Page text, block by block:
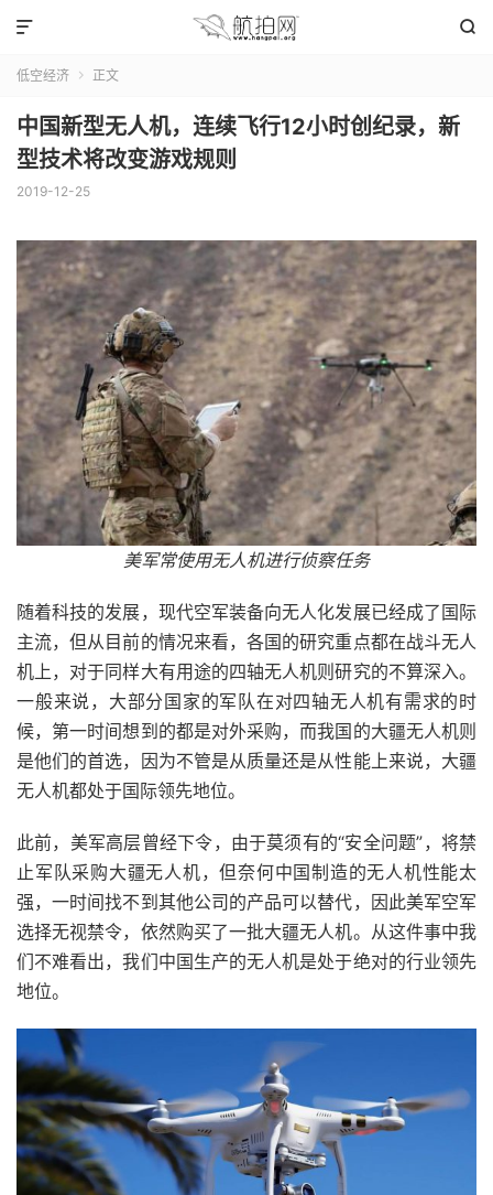


低空经济  正文
中国新型无人机，连续飞行12小时创纪录，新
型技术将改变游戏规则
2019-12-25
美军常使用无人机进行侦察任务
随着科技的发展，现代空军装备向无人化发展已经成了国际
主流，但从目前的情况来看，各国的研究重点都在战斗无人
机上，对于同样大有用途的四轴无人机则研究的不算深入。
一般来说，大部分国家的军队在对四轴无人机有需求的时
候，第一时间想到的都是对外采购，而我国的大疆无人机则
是他们的首选，因为不管是从质量还是从性能上来说，大疆
无人机都处于国际领先地位。
此前，美军高层曾经下令，由于莫须有的“安全问题”，将禁
止军队采购大疆无人机，但奈何中国制造的无人机性能太
强，一时间找不到其他公司的产品可以替代，因此美军空军
选择无视禁令，依然购买了一批大疆无人机。从这件事中我
们不难看出，我们中国生产的无人机是处于绝对的行业领先
地位。